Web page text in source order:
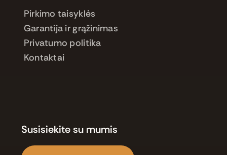
Pirkimo taisyklės
Garantija ir grąžinimas
Privatumo politika
Kontaktai
Susisiekite su mumis